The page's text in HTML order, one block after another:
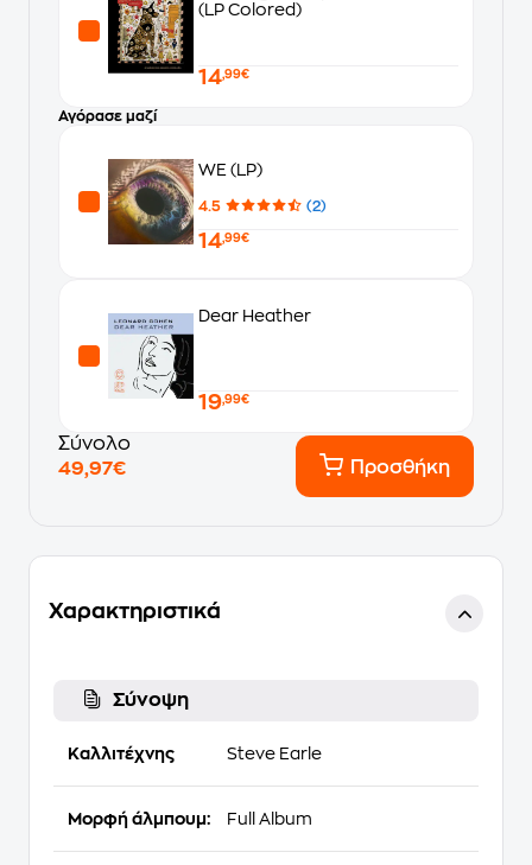
(LP Colored)
14,99€
Αγόρασε μαζί
WE (LP)
4.5 (2)
14,99€
Dear Heather
19,99€
Σύνολο
49,97€
Προσθήκη
Χαρακτηριστικά
Σύνοψη
Καλλιτέχνης Steve Earle
Μορφή άλμπουμ: Full Album